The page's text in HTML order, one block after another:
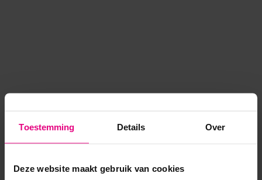
Toestemming Details Over
Deze website maakt gebruik van cookies